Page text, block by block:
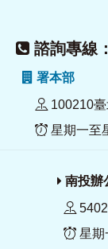
諮詢專線
署本部
100210
星期一至
南投辦
星期